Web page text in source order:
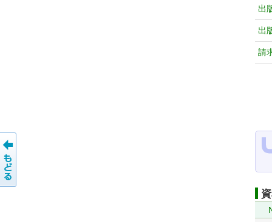
出
出
請